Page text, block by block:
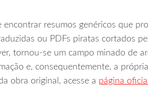
resumos genéricos que
ou PDFs piratas cortados
tornou-se um campo minado de
e, consequentemente, a
obra original, acesse a página